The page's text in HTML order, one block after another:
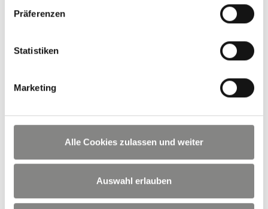
Präferenzen
Statistiken
Marketing
Alle Cookies zulassen und weiter
Auswahl erlauben
BEEINTRÄCHTIGT DER SCHATTENWURF DES DEISTERS
MEINE ERTRÄGE IN BARSINGHAUSEN?
direkt am Waldrand. Moderne Module und intelligente
auch bei diffusem Licht oder teilweiser Verschattung durch
den Deister-Hang hocheffizient arbeitet. In unserer Planung
realistische Ertragsprognose erhalten.
MEIN BESTANDSGEBÄUDE?
Ja, seit Beginn des Jahres 2026 greift die Solarpflicht in
Niedersachsen auch bei grundlegenden Dachsanierungen